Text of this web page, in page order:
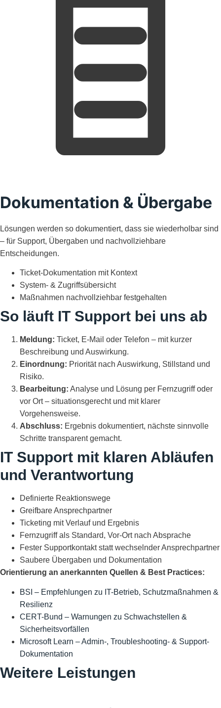
Dokumentation & Übergabe
Lösungen werden so dokumentiert, dass sie wiederholbar sind
– für Support, Übergaben und nachvollziehbare
Entscheidungen.
Ticket-Dokumentation mit Kontext
System- & Zugriffsübersicht
Maßnahmen nachvollziehbar festgehalten
So läuft IT Support bei uns ab
Meldung: Ticket, E-Mail oder Telefon – mit kurzer
Beschreibung und Auswirkung.
Einordnung: Priorität nach Auswirkung, Stillstand und
Risiko.
Bearbeitung: Analyse und Lösung per Fernzugriff oder
vor Ort – situationsgerecht und mit klarer
Vorgehensweise.
Abschluss: Ergebnis dokumentiert, nächste sinnvolle
Schritte transparent gemacht.
IT Support mit klaren Abläufen
und Verantwortung
Definierte Reaktionswege
Greifbare Ansprechpartner
Ticketing mit Verlauf und Ergebnis
Fernzugriff als Standard, Vor-Ort nach Absprache
Fester Supportkontakt statt wechselnder Ansprechpartner
Saubere Übergaben und Dokumentation
Orientierung an anerkannten Quellen & Best Practices:
BSI – Empfehlungen zu IT-Betrieb, Schutzmaßnahmen &
Resilienz
CERT-Bund – Warnungen zu Schwachstellen &
Sicherheitsvorfällen
Microsoft Learn – Admin-, Troubleshooting- & Support-
Dokumentation
Weitere Leistungen